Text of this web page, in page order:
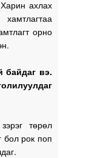
ахлах
орно
байдаг вэ.
төрөл
бол рок поп